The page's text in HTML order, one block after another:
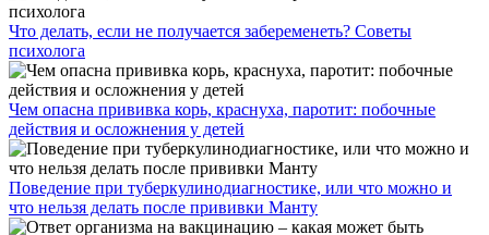
Что делать, если не получается забеременеть? Советы
психолога
Чем опасна прививка корь, краснуха, паротит: побочные
действия и осложнения у детей
Поведение при туберкулинодиагностике, или что можно и
что нельзя делать после прививки Манту